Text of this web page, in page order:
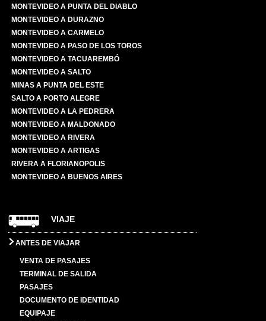
MONTEVIDEO A PUNTA DEL DIABLO
MONTEVIDEO A DURAZNO
MONTEVIDEO A CARMELO
MONTEVIDEO A PASO DE LOS TOROS
MONTEVIDEO A TACUAREMBÓ
MONTEVIDEO A SALTO
MINAS A PUNTA DEL ESTE
SALTO A PORTO ALEGRE
MONTEVIDEO A LA PEDRERA
MONTEVIDEO A MALDONADO
MONTEVIDEO A RIVERA
MONTEVIDEO A ARTIGAS
RIVERA A FLORIANOPOLIS
MONTEVIDEO A BUENOS AIRES
VIAJE
ANTES DE VIAJAR
VENTA DE PASAJES
TERMINAL DE SALIDA
PASAJES
DOCUMENTO DE IDENTIDAD
EQUIPAJE